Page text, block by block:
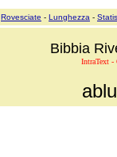
Rovesciate - Lunghezza -
Bibbia
IntraText -